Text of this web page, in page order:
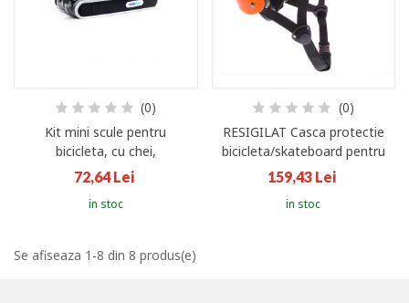
(0)
Kit mini scule pentru
bicicleta, cu chei,
surubelnite, inbus, leviere
pentru cauciucuri
72,64 Lei
in stoc
(0)
RESIGILAT Casca protectie
bicicleta/skateboard pentru
copii, marime S, Atlantic Rift,
Portocaliu
159,43 Lei
in stoc
Se afiseaza 1-8 din 8 produs(e)